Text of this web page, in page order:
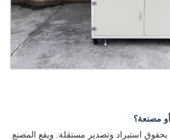
مصنعة؟
استيراد وتصدير مستقلة. ويقع المصنع